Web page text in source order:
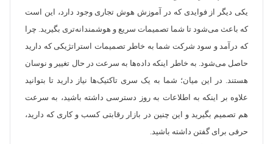
یکی دیگر از فوایدی که در آموزش هوش تجاری وجود دارد، این است
که باعث می‌شود تا شما تصمیمات سریع و هوشمندانه‌تری بگیرید. چرا
که درآمد و سود شرکت شما به خاطر تصمیمات استراتژیکی که دارید
حاصل می‌شود. به خاطر اینکه داده‌ها به سرعت در حال تغییر و نوسان
هستند. در این میان؛ شما به یک سری تاکتیک‌ها نیاز دارید تا بتوانید
علاوه بر اینکه به اطلاعات به روز دسترسی داشته باشید، به سرعت
هم تصمیم بگیرید و این چنین در بازار رقابتی کسب و کاری که دارید،
حرفی برای گفتن داشته باشید.